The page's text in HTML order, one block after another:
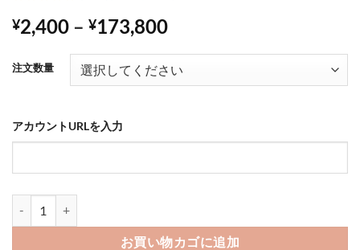
者評価に
基づく5段
うち、4.84
点
¥2,400 – ¥173,800価
帯:
¥2,400
注文数量
アカウントURLを入力
お買い物カゴに追加